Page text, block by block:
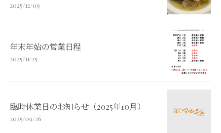
2025/12/09
年末年始の営業日程
2025/11/25
臨時休業日のお知らせ（2025年10月）
2025/09/26